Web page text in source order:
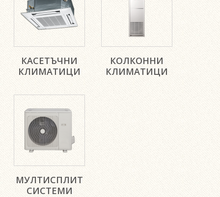
КАСЕТЪЧНИ
КЛИМАТИЦИ
КОЛКОННИ
КЛИМАТИЦИ
МУЛТИСПЛИТ
СИСТЕМИ